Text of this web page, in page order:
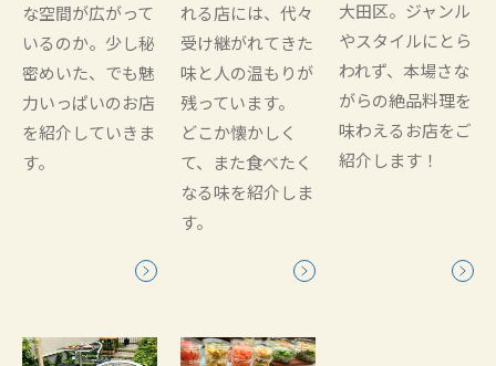
な空間が広がって
いるのか。少し秘
密めいた、でも魅
力いっぱいのお店
を紹介していきま
す。
れる店には、代々
受け継がれてきた
味と人の温もりが
残っています。
どこか懐かしく
て、また食べたく
なる味を紹介しま
す。
大田区。ジャンル
やスタイルにとら
われず、本場さな
がらの絶品料理を
味わえるお店をご
紹介します！